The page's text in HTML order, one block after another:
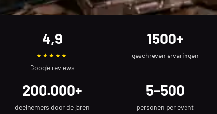
4,9
★★★★★
Google reviews
1500+
geschreven ervaringen
200.000+
deelnemers door de jaren
5–500
personen per event